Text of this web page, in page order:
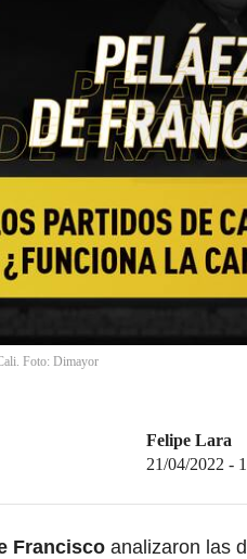
Foto: Dimayor
Felipe Lara
21/04/2022 -
Francisco analizaron las